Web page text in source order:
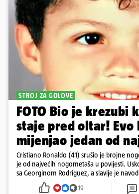
STROJ ZA GOLOVE
FOTO Bio je krezubi
staje pred oltar! Evo
mijenjao jedan od
Cristiano Ronaldo (41) srušio je brojne
je od najvećih nogometaša u povijesti.
sa Georginom Rodriguez, a slavlje je
19